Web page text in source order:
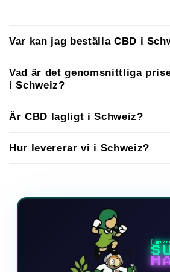
Var kan jag beställa CBD i
Vad är det genomsnittliga
i Schweiz?
Är CBD lagligt i Schweiz?
Hur levererar vi i Schweiz?